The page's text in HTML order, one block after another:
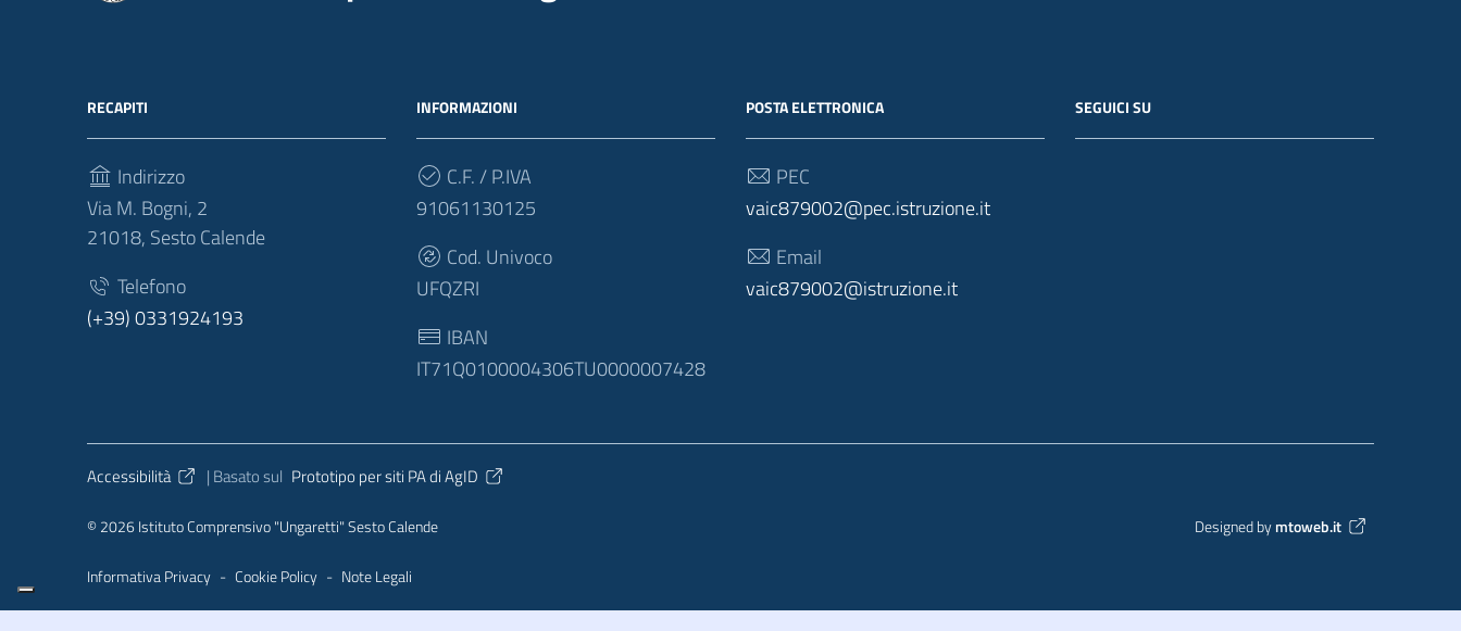
RECAPITI
Indirizzo
Via M. Bogni, 2
21018, Sesto Calende
Telefono
(+39) 0331924193
INFORMAZIONI
C.F. / P.IVA
91061130125
Cod. Univoco
UFQZRI
IBAN
IT71Q0100004306TU0000007428
POSTA ELETTRONICA
PEC
vaic879002@pec.istruzione.it
Email
vaic879002@istruzione.it
SEGUICI SU
Sezione Link Utili
Accessibilità | Basato sul Prototipo per siti PA di AgID
© 2026 Istituto Comprensivo "Ungaretti" Sesto Calende
Informativa Privacy - Cookie Policy - Note Legali
Designed by mtoweb.it